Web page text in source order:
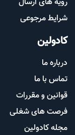
شرایط مرجوعی
کادولین
درباره ما
تماس با ما
قوانین و مقررات
فرصت های شغلی
مجله کادولین